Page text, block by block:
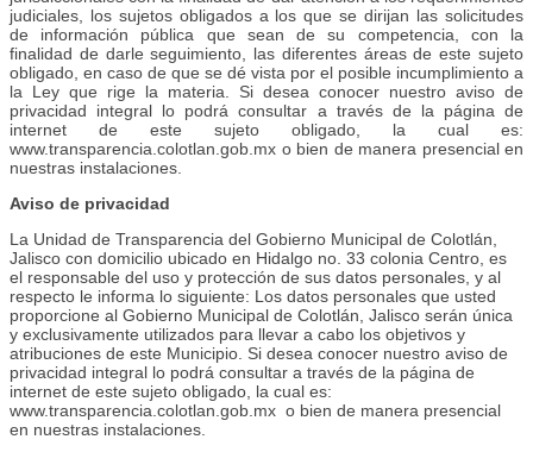
judiciales, los sujetos obligados a los que se dirijan las solicitudes
de información pública que sean de su competencia, con la
finalidad de darle seguimiento, las diferentes áreas de este sujeto
obligado, en caso de que se dé vista por el posible incumplimiento a
la Ley que rige la materia. Si desea conocer nuestro aviso de
privacidad integral lo podrá consultar a través de la página de
internet de este sujeto obligado, la cual es:
www.transparencia.colotlan.gob.mx o bien de manera presencial en
nuestras instalaciones.
Aviso de privacidad
La Unidad de Transparencia del Gobierno Municipal de Colotlán,
Jalisco con domicilio ubicado en Hidalgo no. 33 colonia Centro, es
el responsable del uso y protección de sus datos personales, y al
respecto le informa lo siguiente: Los datos personales que usted
proporcione al Gobierno Municipal de Colotlán, Jalisco serán única
y exclusivamente utilizados para llevar a cabo los objetivos y
atribuciones de este Municipio. Si desea conocer nuestro aviso de
privacidad integral lo podrá consultar a través de la página de
internet de este sujeto obligado, la cual es:
www.transparencia.colotlan.gob.mx o bien de manera presencial
en nuestras instalaciones.